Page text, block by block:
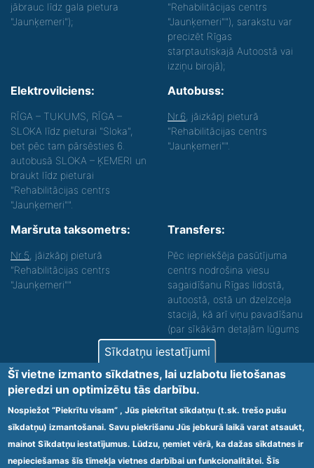
jābrauc līdz gala pietura
"Jaunķemeri");
"Rehabilitācijas centrs
"Jaunķemeri""), sarakstu var
precizēt Rīgas
starptautiskajā Autoostā vai
izziņu birojā);
Elektrovilciens:
RĪGA – TUKUMS, RĪGA –
SLOKA līdz pieturai "Sloka",
bet pēc tam pārsēsties 6.
autobusā SLOKA – ĶEMERI un
braukt līdz pieturai
"Rehabilitācijas centrs
"Jaunķemeri"".
Autobuss:
Nr.6 , jāizkāpj pieturā
"Rehabilitācijas centrs
"Jaunķemeri"".
Maršruta taksometrs:
Nr.5 , jāizkāpj pieturā
"Rehabilitācijas centrs
"Jaunķemeri""
Transfers:
Pēc iepriekšēja pasūtījuma
centrs nodrošina viesu
sagaidīšanu Rīgas lidostā,
autoostā, ostā un dzelzceļa
stacijā, kā arī viņu pavadīšanu
(par sīkākām detaļām lūgums
zvanīt).
Nodrošinām vides piekļūstamību personām ar
funkcionāliem traucējumiem! SIA „Sanare-KRC
Jaunķemeri”, Kolkas ielā 20, Jūrmalā ir nodrošināta vides
piekļūstamība personām ar funkcionāliem traucējumiem,
tādejādi nodrošinot atbilstību Ministru kabineta
2009.gada 20.janvāra noteikumos Nr.60 „Noteikumi par
obligātajām prasībām ārstniecības iestādēm un to
struktūrvienībām” minētajām prasībām.
Sīkdatņu iestatījumi
Šī vietne izmanto sīkdatnes, lai uzlabotu lietošanas
pieredzi un optimizētu tās darbību.
Nospiežot “Piekrītu visam” , Jūs piekrītat sīkdatņu (t.sk. trešo pušu
sīkdatņu) izmantošanai. Savu piekrišanu Jūs jebkurā laikā varat atsaukt,
mainot Sīkdatņu iestatījumus. Lūdzu, ņemiet vērā, ka dažas sīkdatnes ir
nepieciešamas šīs tīmekļa vietnes darbībai un funkcionalitātei. Šīs